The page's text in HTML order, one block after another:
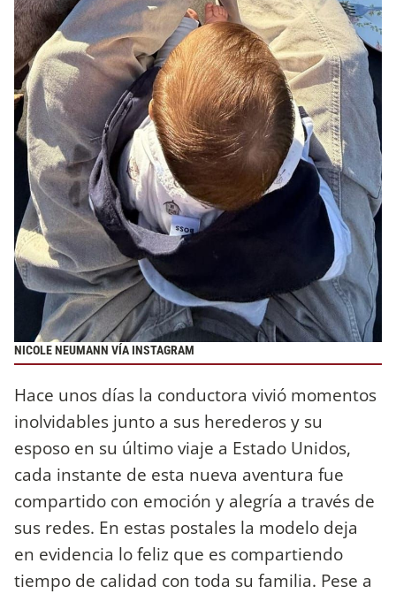
NICOLE NEUMANN VÍA INSTAGRAM
Hace unos días la conductora vivió momentos
inolvidables junto a sus herederos y su
esposo en su último viaje a Estado Unidos,
cada instante de esta nueva aventura fue
compartido con emoción y alegría a través de
sus redes. En estas postales la modelo deja
en evidencia lo feliz que es compartiendo
tiempo de calidad con toda su familia. Pese a